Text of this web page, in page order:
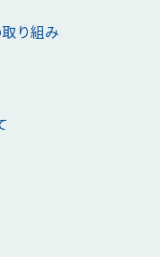
り組み